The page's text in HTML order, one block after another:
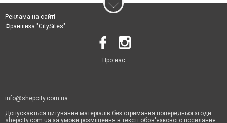
Реклама на сайті
Франшиза "CitySites"
Про нас
info@shepcity.com.ua
Допускається цитування матеріалів без отримання попередньої згоди
shepcity.com.ua за умови розміщення в тексті обов'язкового посилання